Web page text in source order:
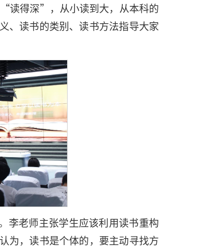
读得深”，从小读到大，从本科的
、读书的类别、读书方法指导大家
李老师主张学生应该利用读书重构
为，读书是个体的，要主动寻找方